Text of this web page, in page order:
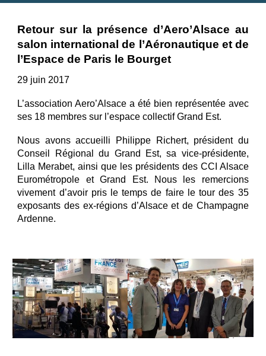
Retour sur la présence d’Aero’Alsace au
salon international de l’Aéronautique et de
l’Espace de Paris le Bourget
29 juin 2017
L’association Aero’Alsace a été bien représentée avec
ses 18 membres sur l’espace collectif Grand Est.
Nous avons accueilli Philippe Richert, président du
Conseil Régional du Grand Est, sa vice-présidente,
Lilla Merabet, ainsi que les présidents des CCI Alsace
Eurométropole et Grand Est. Nous les remercions
vivement d’avoir pris le temps de faire le tour des 35
exposants des ex-régions d’Alsace et de Champagne
Ardenne.